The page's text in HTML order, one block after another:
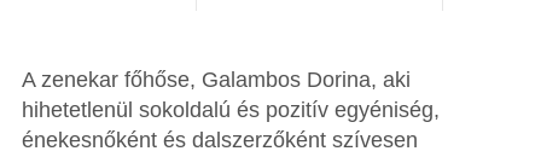
A zenekar főhőse, Galambos Dorina, aki
hihetetlenül sokoldalú és pozitív egyéniség,
énekesnőként és dalszerzőként szívesen